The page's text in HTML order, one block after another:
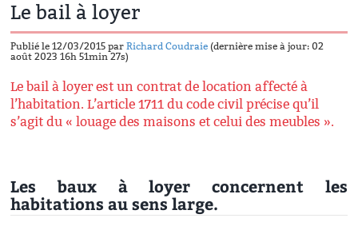
Le bail à loyer
Publié le 12/03/2015 parRichard Coudraie (dernière mise à jour: 02
août 2023 16h 51min 27s)
Le bail à loyer est un contrat de location affecté à
l’habitation. L’article 1711 du code civil précise qu’il
s’agit du « louage des maisons et celui des meubles ».
Les baux à loyer concernent les
habitations au sens large.